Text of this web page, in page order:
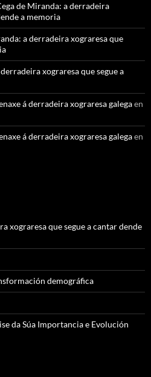
de Miranda: a derradeira
a memoria
a derradeira xograresa que
xograresa que segue a
á derradeira xograresa galegaen
á derradeira xograresa galegaen
xograresa que segue a cantar dende
demográfica
da Súa Importancia e Evolución